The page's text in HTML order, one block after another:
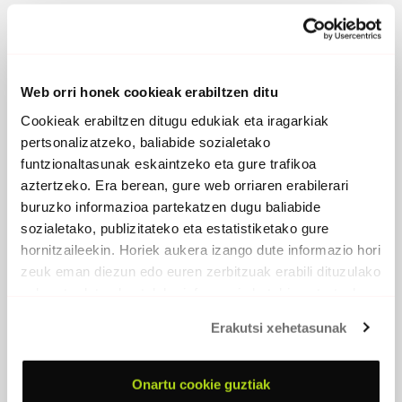
Web orri honek cookieak erabiltzen ditu
Cookieak erabiltzen ditugu edukiak eta iragarkiak
pertsonalizatzeko, baliabide sozialetako
funtzionaltasunak eskaintzeko eta gure trafikoa
aztertzeko. Era berean, gure web orriaren erabilerari
buruzko informazioa partekatzen dugu baliabide
sozialetako, publizitateko eta estatistiketako gure
hornitzaileekin. Horiek aukera izango dute informazio hori
zeuk eman diezun edo euren zerbitzuak erabili dituzulako
Erakutsi xehetasunak
Onartu cookie guztiak